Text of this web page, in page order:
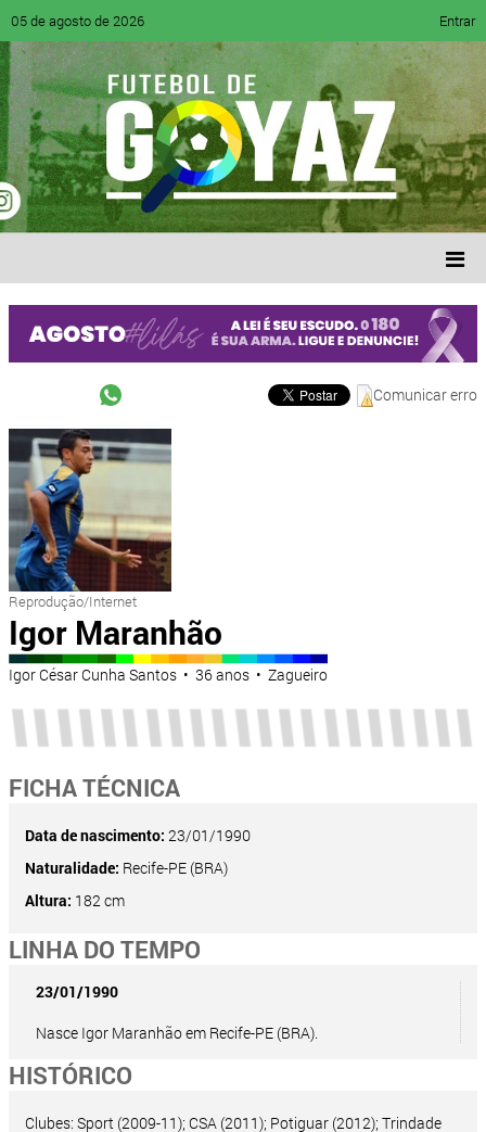
05 de agosto de 2026 Entrar
Comunicar erro
Reprodução/Internet
Igor Maranhão
Igor César Cunha Santos • 36 anos • Zagueiro
FICHA TÉCNICA
Data de nascimento: 23/01/1990
Naturalidade: Recife-PE (BRA)
Altura: 182 cm
LINHA DO TEMPO
23/01/1990
Nasce Igor Maranhão em Recife-PE (BRA).
HISTÓRICO
Clubes: Sport (2009-11); CSA (2011); Potiguar (2012); Trindade